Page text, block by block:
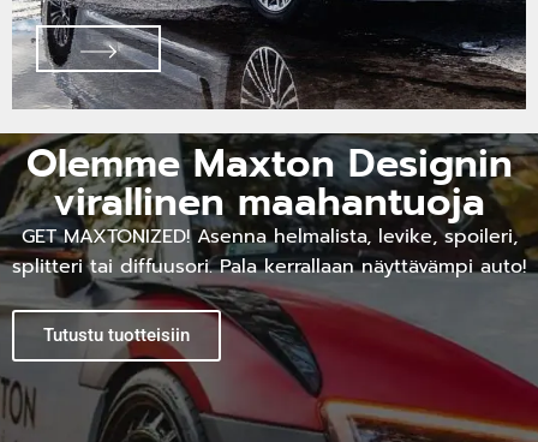
Olemme Maxton Designin
virallinen maahantuoja
GET MAXTONIZED! Asenna helmalista, levike, spoileri,
splitteri tai diffuusori. Pala kerrallaan näyttävämpi auto!
Tutustu tuotteisiin